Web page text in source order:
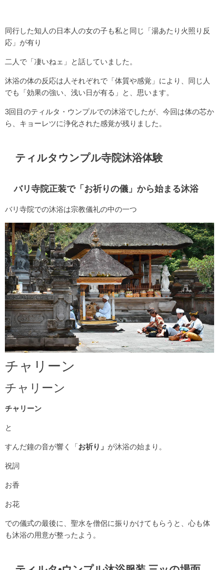
同行した知人の日本人の女の子も私と同じ「湯あたり火照り反
応」が有り
二人で「凄いねェ」と話していました。
沐浴の体の反応は人それぞれで「体質や感覚」により、同じ人
でも「効果の強い、浅い日が有る」と、思います。
3回目のティルタ・ウンプルでの沐浴でしたが、今回は体の芯か
ら、キョーレツに浄化された感覚が残りました。
ティルタウンプル寺院沐浴体験
バリ寺院正装で「お祈りの儀」から始まる沐浴
バリ寺院での沐浴は宗教儀礼の中の一つ
チャリーン
チャリーン
チャリーン
と
すんだ鐘の音が響く「 お祈り」 が沐浴の始まり。
祝詞
お香
お花
での儀式の最後に、聖水を僧侶に振りかけてもらうと、心も体
も沐浴の用意が整ったよう。